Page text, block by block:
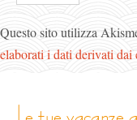
Questo sito utilizza
elaborati i dati derivati dai